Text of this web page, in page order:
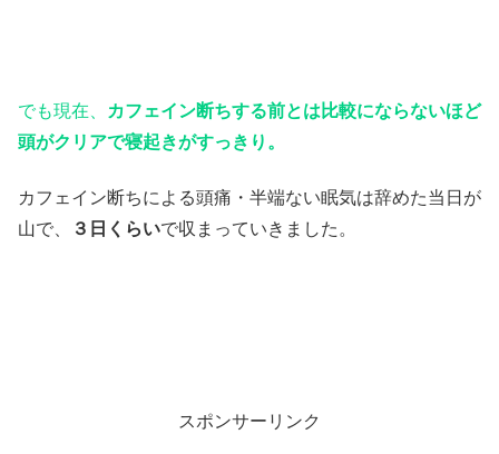
でも現在、
カフェイン断ちする前とは比較にならないほど
頭がクリアで寝起きがすっきり。
カフェイン断ちによる頭痛・半端ない眠気は辞めた当日が
山で、
３日くらいで収まっていきました。
スポンサーリンク